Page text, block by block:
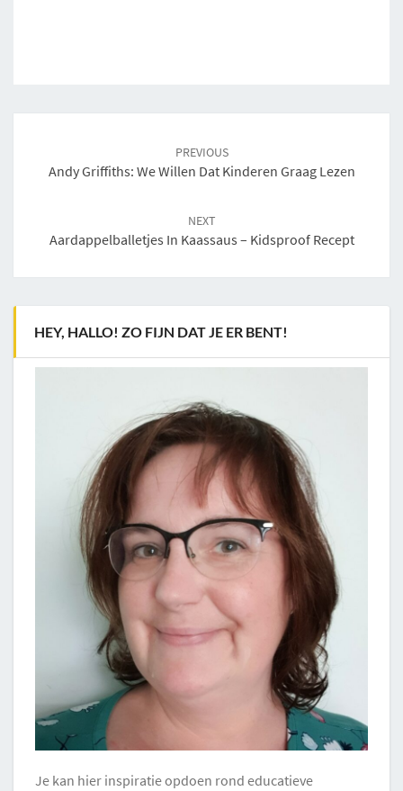
PREVIOUS
Andy Griffiths: We Willen Dat Kinderen Graag Lezen
NEXT
Aardappelballetjes In Kaassaus – Kidsproof Recept
HEY, HALLO! ZO FIJN DAT JE ER BENT!
Je kan hier inspiratie opdoen rond educatieve